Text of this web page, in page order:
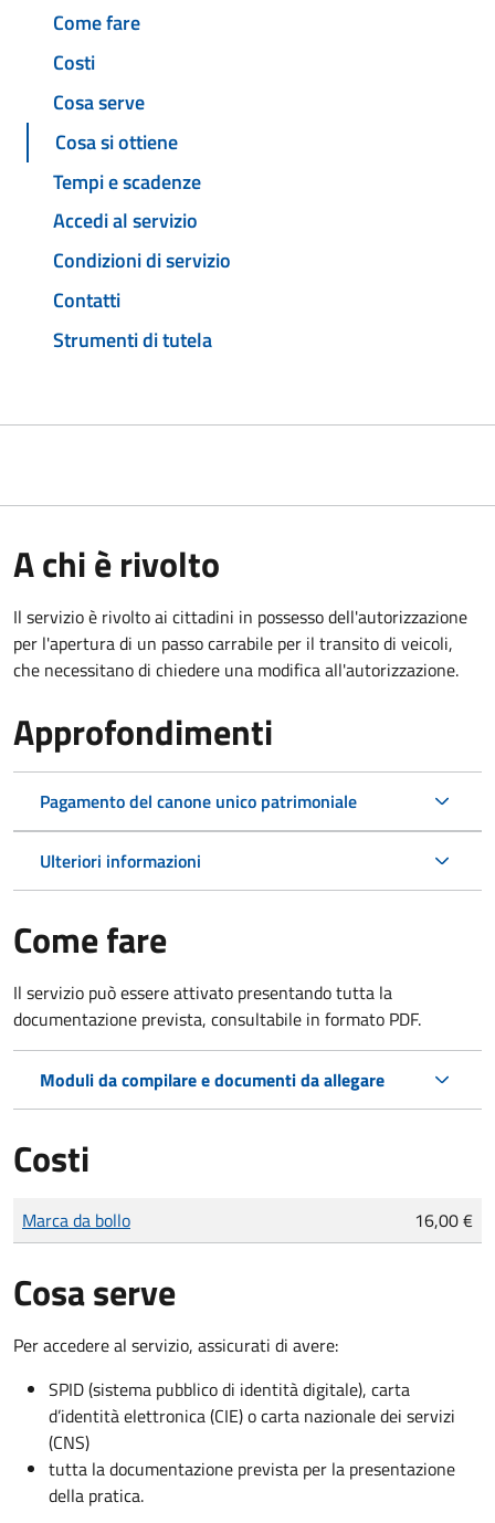
Come fare
Costi
Cosa serve
Cosa si ottiene
Tempi e scadenze
Accedi al servizio
Condizioni di servizio
Contatti
Strumenti di tutela
A chi è rivolto
Il servizio è rivolto ai cittadini in possesso dell'autorizzazione
per l'apertura di un passo carrabile per il transito di veicoli,
che necessitano di chiedere una modifica all'autorizzazione.
Approfondimenti
Pagamento del canone unico patrimoniale
Ulteriori informazioni
Come fare
Il servizio può essere attivato presentando tutta la
documentazione prevista, consultabile in formato PDF.
Moduli da compilare e documenti da allegare
Costi
Tipo di pagamento
Importo
Marca da bollo 16,00 €
Cosa serve
Per accedere al servizio, assicurati di avere:
SPID (sistema pubblico di identità digitale), carta
d’identità elettronica (CIE) o carta nazionale dei servizi
(CNS)
tutta la documentazione prevista per la presentazione
della pratica.